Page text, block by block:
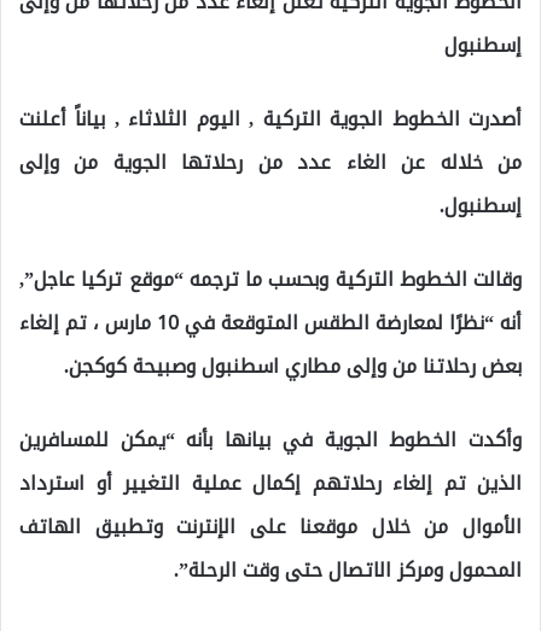
إسطنبول
أصدرت الخطوط الجوية التركية , اليوم الثلاثاء , بياناً أعلنت
من خلاله عن الغاء عدد من رحلاتها الجوية من وإلى
إسطنبول.
وقالت الخطوط التركية وبحسب ما ترجمه “موقع تركيا عاجل”,
أنه “نظرًا لمعارضة الطقس المتوقعة في 10 مارس ، تم إلغاء
بعض رحلاتنا من وإلى مطاري اسطنبول وصبيحة كوكجن.
وأكدت الخطوط الجوية في بيانها بأنه “يمكن للمسافرين
الذين تم إلغاء رحلاتهم إكمال عملية التغيير أو استرداد
الأموال من خلال موقعنا على الإنترنت وتطبيق الهاتف
المحمول ومركز الاتصال حتى وقت الرحلة”.